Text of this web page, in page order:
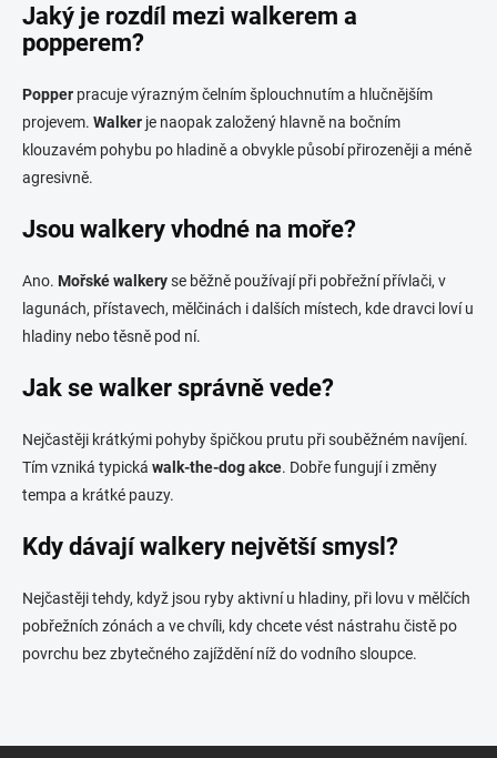
Jaký je rozdíl mezi walkerem a
popperem?
Popper pracuje výrazným čelním šplouchnutím a hlučnějším
projevem. Walker je naopak založený hlavně na bočním
klouzavém pohybu po hladině a obvykle působí přirozeněji a méně
agresivně.
Jsou walkery vhodné na moře?
Ano. Mořské walkeryse běžně používají při pobřežní přívlači, v
lagunách, přístavech, mělčinách i dalších místech, kde dravci loví u
hladiny nebo těsně pod ní.
Jak se walker správně vede?
Nejčastěji krátkými pohyby špičkou prutu při souběžném navíjení.
Tím vzniká typická walk-the-dog akce. Dobře fungují i změny
tempa a krátké pauzy.
Kdy dávají walkery největší smysl?
Nejčastěji tehdy, když jsou ryby aktivní u hladiny, při lovu v mělčích
pobřežních zónách a ve chvíli, kdy chcete vést nástrahu čistě po
povrchu bez zbytečného zajíždění níž do vodního sloupce.